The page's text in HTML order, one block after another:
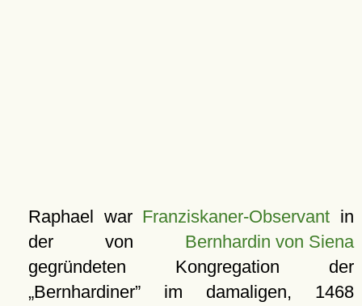
Raphael war Franziskaner-Observant in
der von Bernhardin von Siena
gegründeten Kongregation der
Bernhardiner im damaligen, 1468